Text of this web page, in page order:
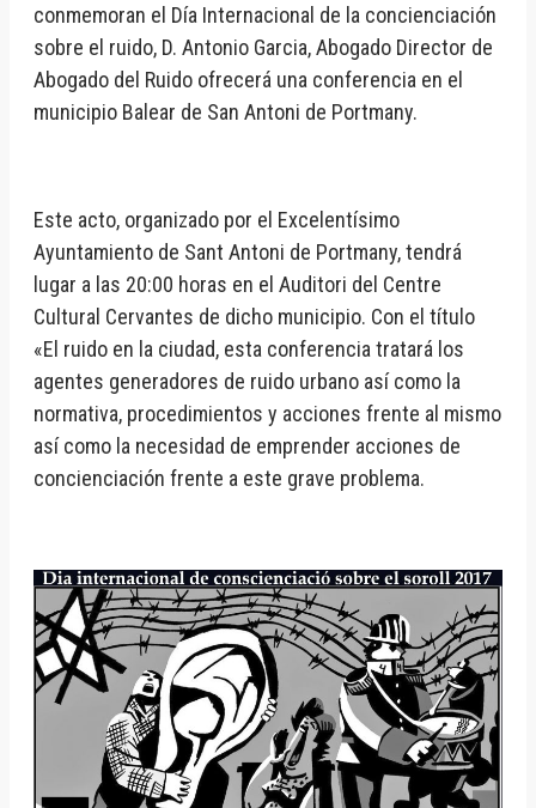
conmemoran el Día Internacional de la concienciación
sobre el ruido, D. Antonio Garcia, Abogado Director de
Abogado del Ruido ofrecerá una conferencia en el
municipio Balear de San Antoni de Portmany.
Este acto, organizado por el Excelentísimo
Ayuntamiento de Sant Antoni de Portmany, tendrá
lugar a las 20:00 horas en el Auditori del Centre
Cultural Cervantes de dicho municipio. Con el título
«El ruido en la ciudad, esta conferencia tratará los
agentes generadores de ruido urbano así como la
normativa, procedimientos y acciones frente al mismo
así como la necesidad de emprender acciones de
concienciación frente a este grave problema.